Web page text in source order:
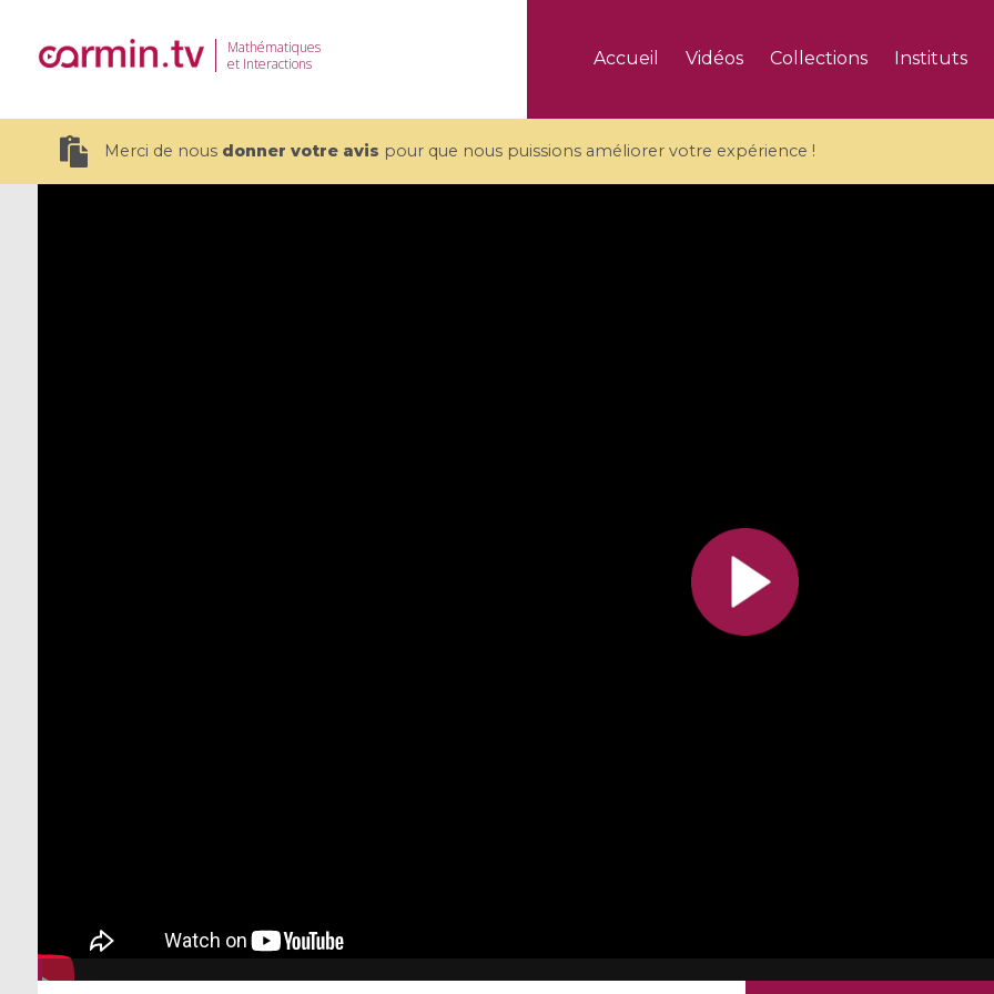
Mathématiques
et Interactions
Accueil Vidéos Collections Instituts
Merci de nous donner votre avis pour que nous puissions améliorer votre expérience !
Toutes les collections
Tous les instituts